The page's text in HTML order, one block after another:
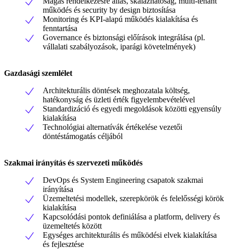
működés és security by design biztosítása
Monitoring és KPI-alapú működés kialakítása és
fenntartása
Governance és biztonsági előírások integrálása (pl.
vállalati szabályozások, iparági követelmények)
Gazdasági szemlélet
Architekturális döntések meghozatala költség,
hatékonyság és üzleti érték figyelembevételével
Standardizáció és egyedi megoldások közötti egyensúly
kialakítása
Technológiai alternatívák értékelése vezetői
döntéstámogatás céljából
Szakmai irányítás és szervezeti működés
DevOps és System Engineering csapatok szakmai
irányítása
Üzemeltetési modellek, szerepkörök és felelősségi körök
kialakítása
Kapcsolódási pontok definiálása a platform, delivery és
üzemeltetés között
Egységes architekturális és működési elvek kialakítása
és fejlesztése